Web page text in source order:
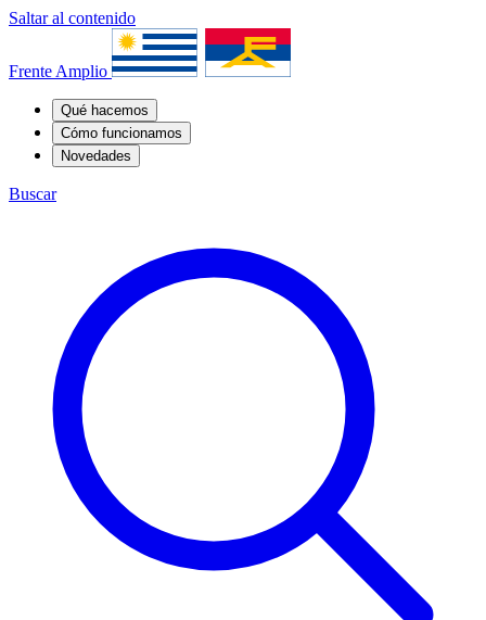
Saltar al contenido
Frente Amplio
Qué hacemos
Cómo funcionamos
Novedades
Buscar